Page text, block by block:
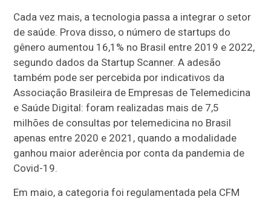
Cada vez mais, a tecnologia passa a integrar o setor
de saúde. Prova disso, o número de startups do
gênero aumentou 16,1% no Brasil entre 2019 e 2022,
segundo dados da Startup Scanner. A adesão
também pode ser percebida por indicativos da
Associação Brasileira de Empresas de Telemedicina
e Saúde Digital: foram realizadas mais de 7,5
milhões de consultas por telemedicina no Brasil
apenas entre 2020 e 2021, quando a modalidade
ganhou maior aderência por conta da pandemia de
Covid-19.
Em maio, a categoria foi regulamentada pela CFM